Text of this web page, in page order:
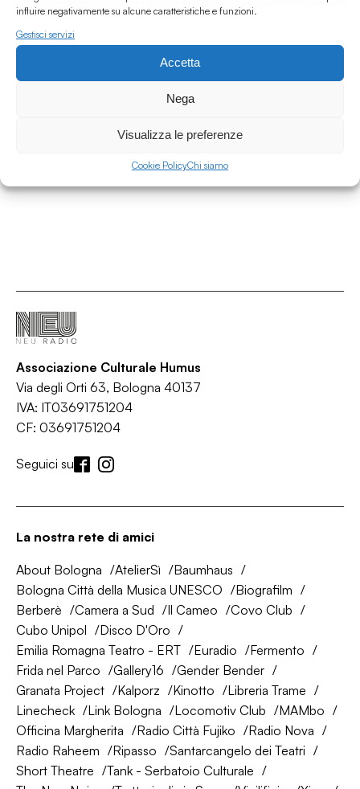
influire negativamente su alcune caratteristiche e funzioni.
Gestisci servizi
Accetta
Nega
Visualizza le preferenze
Cookie PolicyChi siamo
01.07.2026
Area Contaminata #232 w/ Alberto Simoni
Area Contaminata
Associazione Culturale Humus
Via degli Orti 63, Bologna 40137
IVA: IT03691751204
CF: 03691751204
Seguici su
La nostra rete di amici
About Bologna AtelierSì
Baumhaus
Bologna Città della Musica UNESCO
Biografilm
Berberè
Camera a Sud Il Cameo
Covo Club
Cubo Unipol
Disco D'Oro
Emilia Romagna Teatro - ERT
Euradio
Fermento
Frida nel Parco
Gallery16
Gender Bender
Granata Project
Kalporz Kinotto
Libreria Trame
Linecheck
Link Bologna Locomotiv Club
MAMbo
Officina Margherita
Radio Città Fujiko
Radio Nova
Radio Raheem
Ripasso
Santarcangelo dei Teatri
Short Theatre
Tank - Serbatoio Culturale